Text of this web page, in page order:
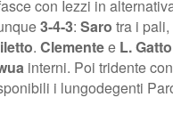
con Iezzi in
3-4-3: Saro tra i
. Clementee L. Gatto
interni. Poi tridente con
i lungodegenti